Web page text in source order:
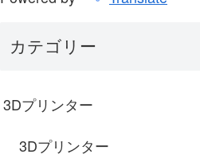
カテゴリー
3Dプリンター
3Dプリンター